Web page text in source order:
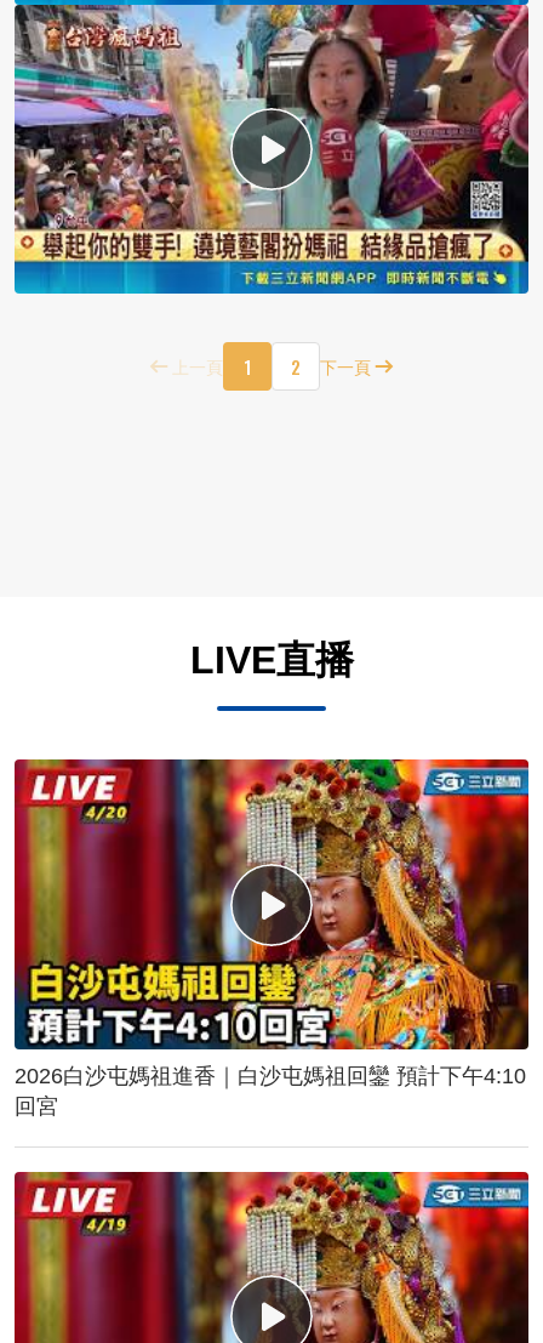
上一頁 1 2 下一頁
LIVE直播
2026白沙屯媽祖進香｜白沙屯媽祖回鑾 預計下午4:10
回宮